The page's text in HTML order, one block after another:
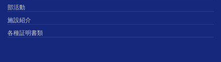
部活動
施設紹介
各種証明書類